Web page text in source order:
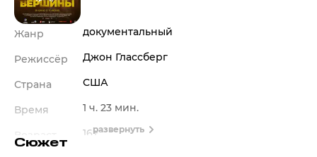
Жанр документальный
Режиссёр Джон Глассберг
Страна США
Время 1 ч. 23 мин.
Возраст 16+развернуть
Сюжет